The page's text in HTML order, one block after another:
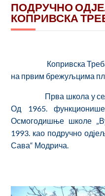
ПОДРУЧНО
КОПРИВСКА
Копривска Требава
на првим брежуљцима
Прва школа у селу
Од 1965.
Осмогодишње школе
1993. као подручно
Сава“ Модрича.